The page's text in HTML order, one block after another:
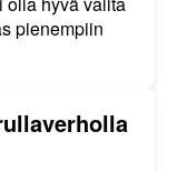
pienempiin